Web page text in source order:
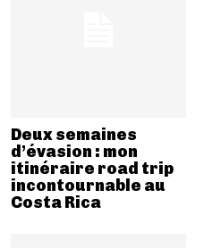
Deux semaines
d’évasion : mon
itinéraire road trip
incontournable au
Costa Rica